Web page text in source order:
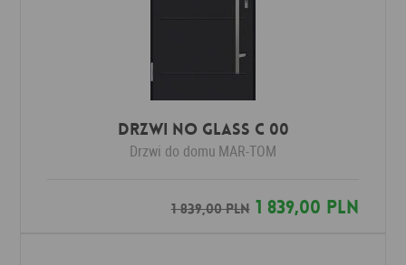
Drzwi No Glass C 00
Drzwi do domu MAR-TOM
1 839,00 PLN1 839,00 PLN